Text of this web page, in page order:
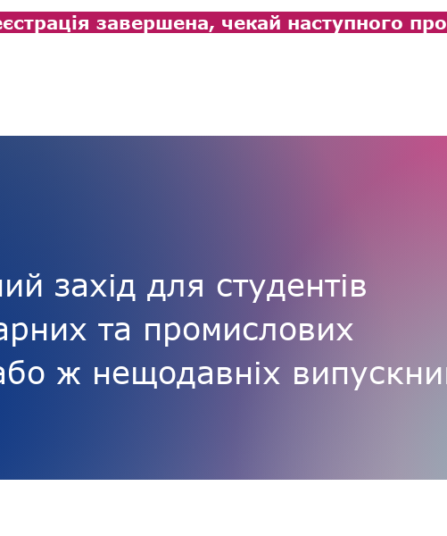
завершена, чекай наступного
захід для студентів
та промислових
ж нещодавніх